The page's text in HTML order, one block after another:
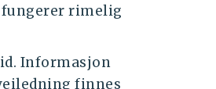
rimelig
Informasjon
finnes